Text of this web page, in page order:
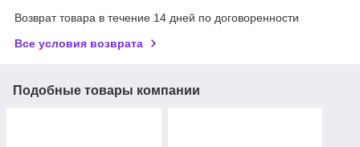
Возврат товара в течение 14 дней по договоренности
Все условия возврата
Подобные товары компании